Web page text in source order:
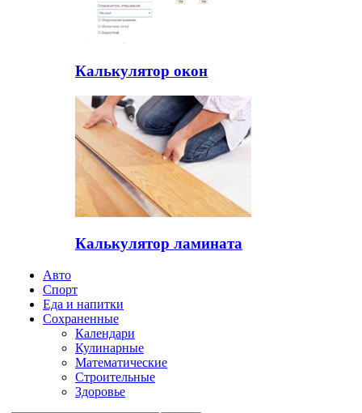
Калькулятор окон
Калькулятор ламината
Авто
Спорт
Еда и напитки
Сохраненные
Календари
Кулинарные
Математические
Строительные
Здоровье